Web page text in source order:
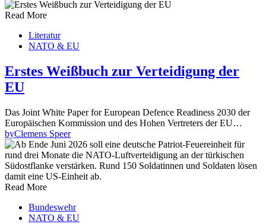
Read More
Literatur
NATO & EU
Erstes Weißbuch zur Verteidigung der
EU
Das Joint White Paper for European Defence Readiness 2030 der
Europäischen Kommission und des Hohen Vertreters der EU…
byClemens Speer
Read More
Bundeswehr
NATO & EU